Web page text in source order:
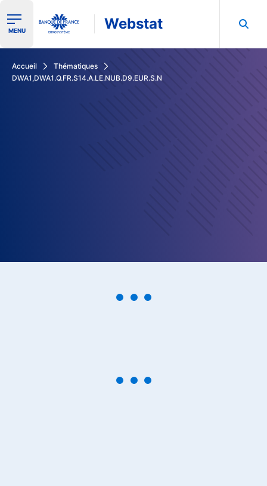
Ouvrir le menu de navigation
MENU Webstat
Accueil
Thématiques
DWA1,DWA1.Q.FR.S14.A.LE.NUB.D9.EUR.S.N